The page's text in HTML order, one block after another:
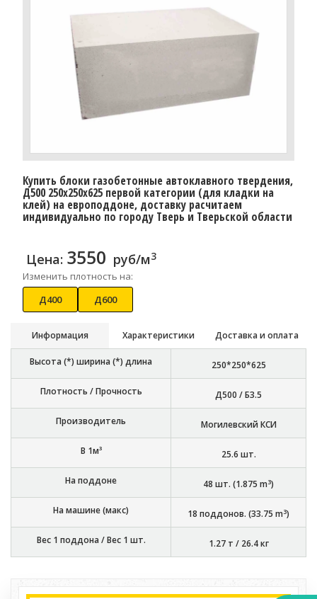
Купить блоки газобетонные автоклавного твердения,
Д500 250x250x625 первой категории (для кладки на
клей) на европоддоне, доставку расчитаем
индивидуально по городу Тверь и Тверьской области
Цена: 3550 руб/м3
Изменить плотность на:
Д400
Д600
Информация Характеристики Доставка и оплата
Высота (*) ширина (*) длина 250*250*625
Плотность / Прочность Д500 / Б3.5
Производитель Могилевский КСИ
В 1м³ 25.6 шт.
На поддоне 48 шт. (1.875 m3)
На машине (макс) 18 поддонов. (33.75 m3)
Вес 1 поддона / Вес 1 шт. 1.27 т / 26.4 кг